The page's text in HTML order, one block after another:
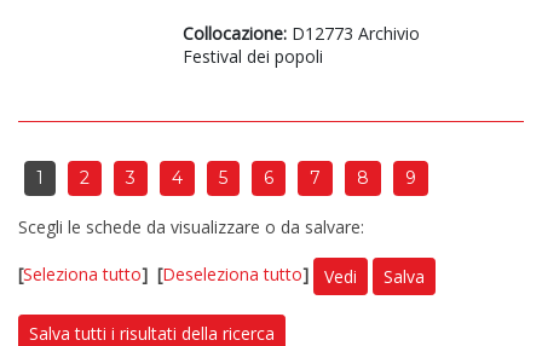
Collocazione: D12773 Archivio
Festival dei popoli
1 2 3 4 5 6 7 8 9
Scegli le schede da visualizzare o da salvare:
[Seleziona tutto] [Deseleziona tutto] Vedi Salva
Salva tutti i risultati della ricerca